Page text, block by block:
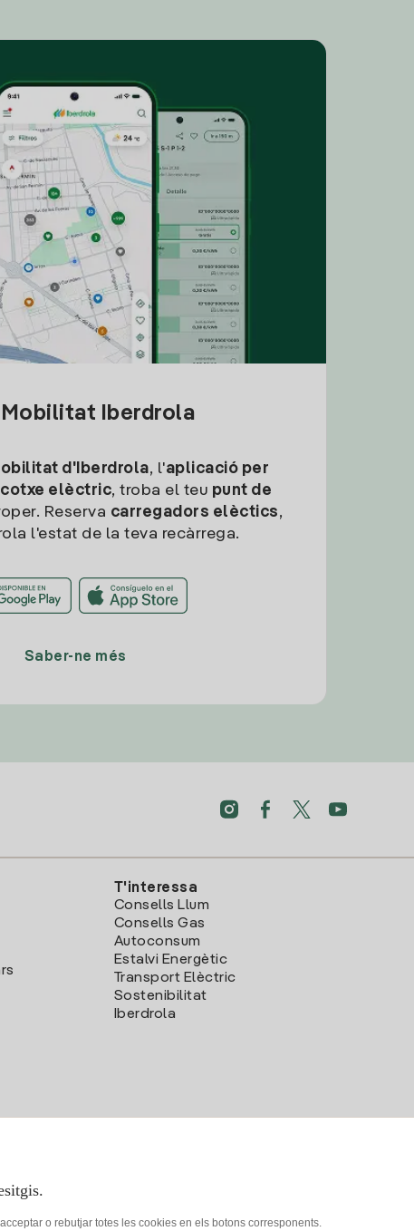
Mobilitat Iberdrola
d'Iberdrola, l'aplicació per
elèctric, troba el teu punt de
Reserva carregadors elèctics,
l'estat de la teva recàrrega.
Saber-ne més
T'interessa
Consells Llum
Consells Gas
Autoconsum
Estalvi Energètic
Transport Elèctric
Sostenibilitat
Iberdrola
o rebutjar totes les cookies en els botons corresponents.